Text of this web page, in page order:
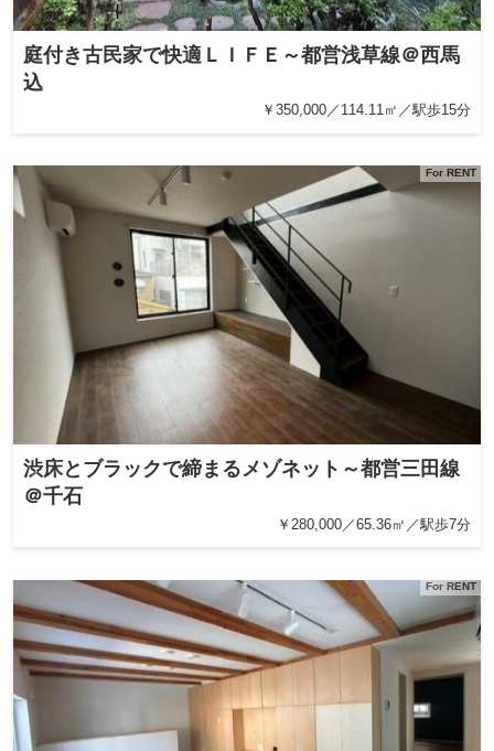
庭付き古民家で快適ＬＩＦＥ～都営浅草線＠西馬
込
￥350,000／114.11㎡／駅歩15分
For RENT
渋床とブラックで締まるメゾネット～都営三田線
＠千石
￥280,000／65.36㎡／駅歩7分
For RENT